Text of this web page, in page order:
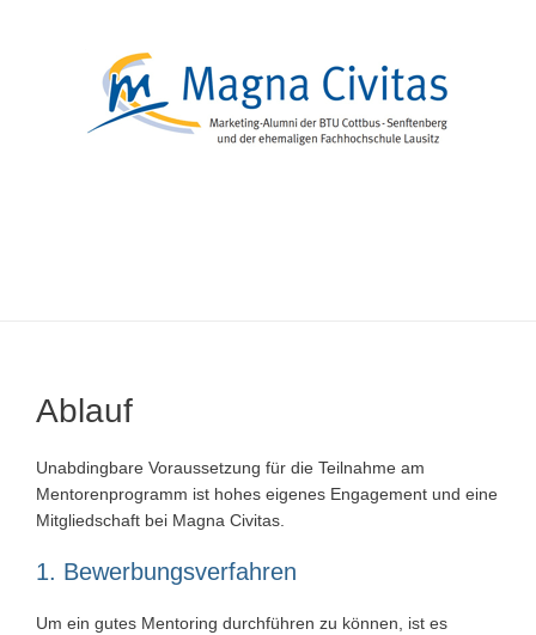
Ablauf
Unabdingbare Voraussetzung für die Teilnahme am
Mentorenprogramm ist hohes eigenes Engagement und eine
Mitgliedschaft bei Magna Civitas.
1. Bewerbungsverfahren
Um ein gutes Mentoring durchführen zu können, ist es